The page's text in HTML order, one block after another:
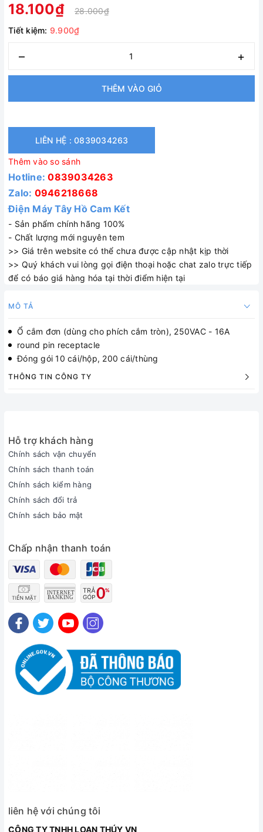
18.100₫
28.000₫
Tiết kiệm: 9.900₫
– +
THÊM VÀO GIỎ
LIÊN HỆ : 0839034263
Thêm vào so sánh
Hotline:0839034263
Zalo: 0946218668
Điện Máy Tây Hồ Cam Kết
- Sản phẩm chính hãng 100%
- Chất lượng mới nguyên tem
>> Giá trên website có thể chưa được cập nhật kịp thời
>> Quý khách vui lòng gọi điện thoại hoặc chat zalo trực tiếp
để có báo giá hàng hóa tại thời điểm hiện tại
MÔ TẢ
Ổ cắm đơn (dùng cho phích cắm tròn), 250VAC - 16A
round pin receptacle
Đóng gói 10 cái/hộp, 200 cái/thùng
THÔNG TIN CÔNG TY
Hỗ trợ khách hàng
Chính sách vận chuyển
Chính sách thanh toán
Chính sách kiểm hàng
Chính sách đổi trả
Chính sách bảo mật
Chấp nhận thanh toán
liên hệ với chúng tôi
CÔNG TY TNHH LOAN THÚY VN